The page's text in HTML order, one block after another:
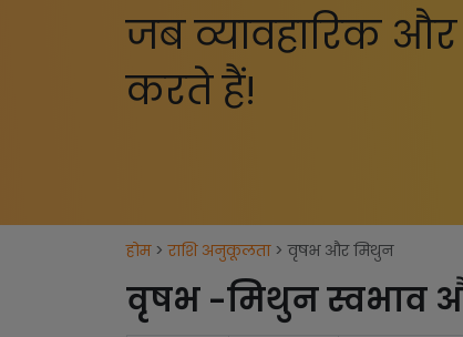
जब व्यावहारिक
करते हैं!
होम>राशि अनुकूलता> वृषभ और मिथुन
वृषभ -मिथुन स्वभाव